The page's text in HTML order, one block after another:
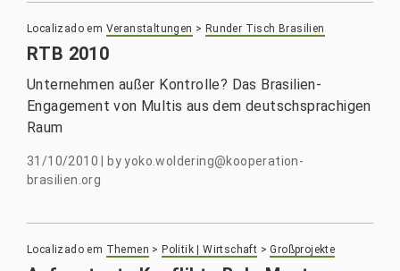
Localizado em Veranstaltungen > Runder Tisch Brasilien
RTB 2010
Unternehmen außer Kontrolle? Das Brasilien-
Engagement von Multis aus dem deutschsprachigen
Raum
31/10/2010 byyoko.woldering@kooperation-
brasilien.org
Localizado em Themen > Politik | Wirtschaft >Großprojekte